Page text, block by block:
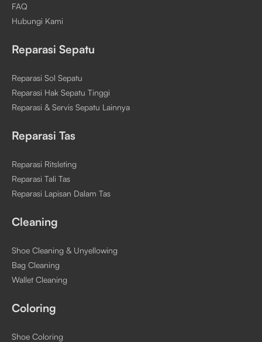
FAQ
Hubungi Kami
Reparasi Sepatu
Reparasi Sol Sepatu
Reparasi Hak Sepatu Tinggi
Reparasi & Servis Sepatu Lainnya
Reparasi Tas
Reparasi Ritsleting
Reparasi Tali Tas
Reparasi Lapisan Dalam Tas
Cleaning
Shoe Cleaning & Unyellowing
Bag Cleaning
Wallet Cleaning
Coloring
Shoe Coloring